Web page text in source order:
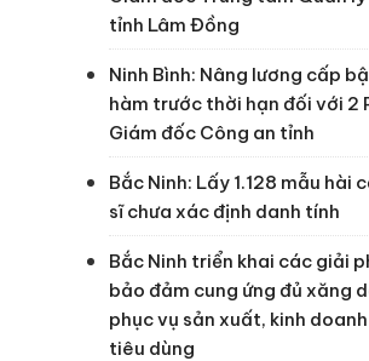
tỉnh Lâm Đồng
Ninh Bình: Nâng lương cấp
hàm trước thời hạn đối với 2
Giám đốc Công an tỉnh
Bắc Ninh: Lấy 1.128 mẫu hài
sĩ chưa xác định danh tính
Bắc Ninh triển khai các giải
bảo đảm cung ứng đủ xăng
phục vụ sản xuất, kinh
tiêu dùng